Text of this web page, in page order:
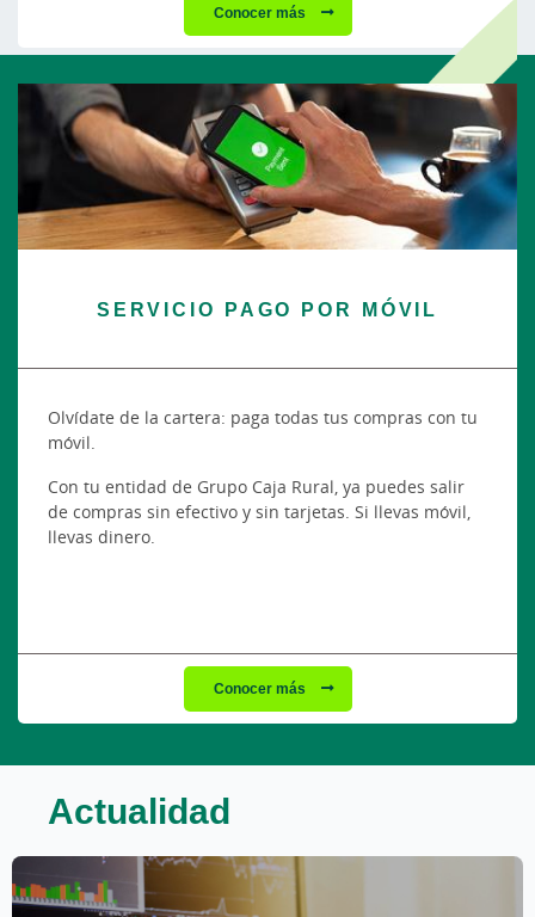
Conocer más
SERVICIO PAGO POR MÓVIL
Olvídate de la cartera: paga todas tus compras con tu
móvil.
Con tu entidad de Grupo Caja Rural, ya puedes salir
de compras sin efectivo y sin tarjetas. Si llevas móvil,
llevas dinero.
Conocer más
Actualidad
Este bloque de noticias sigue el siguiente orden de